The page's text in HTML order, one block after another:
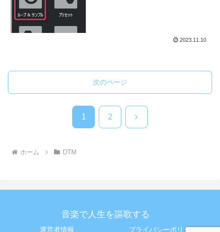
2023.11.10
次のページ
1 2 次
ホーム DTM
音楽で人生を謳歌する
運営者情報 プライバシーポリシー